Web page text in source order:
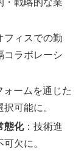
フィスでの勤
コラボレーシ
ォームを通じた
可能に。
態化：技術進
欠に。